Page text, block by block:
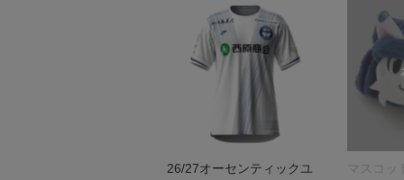
26/27オーセンティックユ
マスコッ